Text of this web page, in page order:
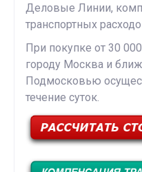
Деловые Линии,
транспортных
При покупке от 30
городу Москва и
Подмосковью
течение суток.